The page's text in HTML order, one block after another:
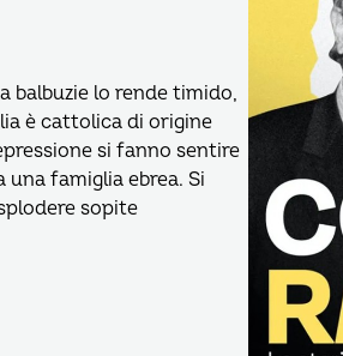
balbuzie lo rende timido,
è cattolica di origine
si fanno sentire
una famiglia ebrea. Si
sopite